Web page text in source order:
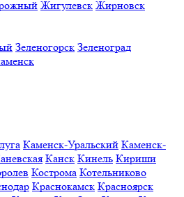
Жигулевск Жирновск
Зеленогорск Зеленоград
Каменск-Уральский Каменск-
Канск Кинель Кириши
Кострома Котельниково
Краснокамск Красноярск